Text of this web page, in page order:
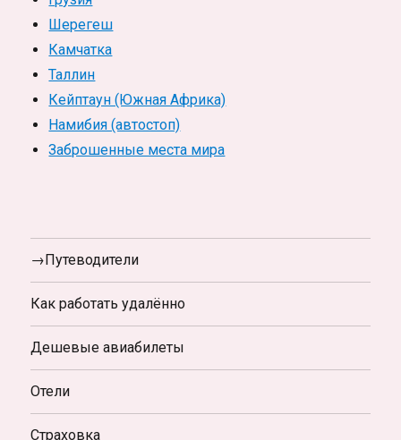
Шерегеш
Камчатка
Таллин
Кейптаун (Южная Африка)
Намибия (автостоп)
Заброшенные места мира
→Путеводители
Как работать удалённо
Дешевые авиабилеты
Отели
Страховка